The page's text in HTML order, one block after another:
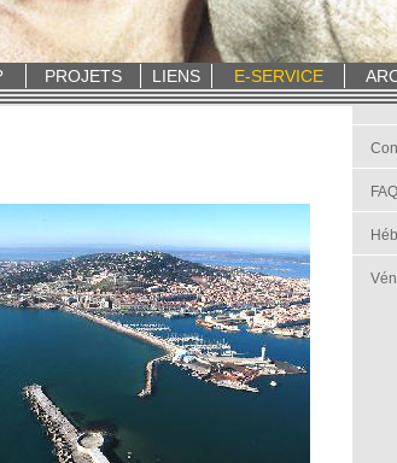
PROJETS LIENS E-SERVICE
FAQ